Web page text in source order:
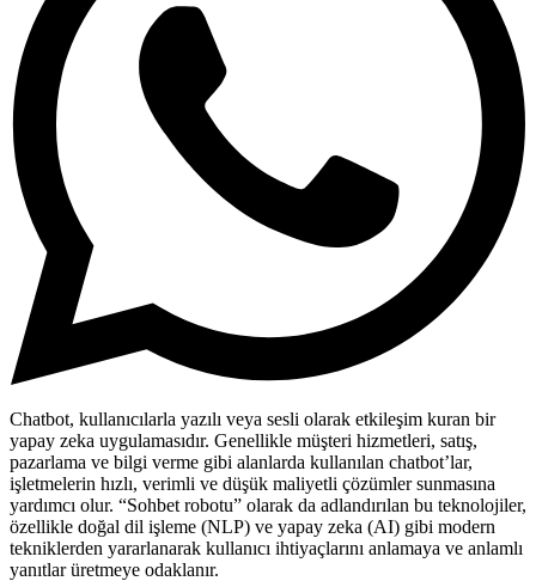
Chatbot, kullanıcılarla yazılı veya sesli olarak etkileşim kuran bir
yapay zeka uygulamasıdır. Genellikle müşteri hizmetleri, satış,
pazarlama ve bilgi verme gibi alanlarda kullanılan chatbot’lar,
işletmelerin hızlı, verimli ve düşük maliyetli çözümler sunmasına
yardımcı olur. “Sohbet robotu” olarak da adlandırılan bu teknolojiler,
özellikle doğal dil işleme (NLP) ve yapay zeka (AI) gibi modern
tekniklerden yararlanarak kullanıcı ihtiyaçlarını anlamaya ve anlamlı
yanıtlar üretmeye odaklanır.